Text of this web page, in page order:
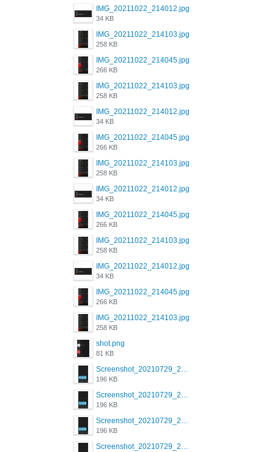
IMG_20211022_214012.jpg
34 KB
IMG_20211022_214103.jpg
258 KB
IMG_20211022_214045.jpg
266 KB
IMG_20211022_214103.jpg
258 KB
IMG_20211022_214012.jpg
34 KB
IMG_20211022_214045.jpg
266 KB
IMG_20211022_214103.jpg
258 KB
IMG_20211022_214012.jpg
34 KB
IMG_20211022_214045.jpg
266 KB
IMG_20211022_214103.jpg
258 KB
IMG_20211022_214012.jpg
34 KB
IMG_20211022_214045.jpg
266 KB
IMG_20211022_214103.jpg
258 KB
shot.png
81 KB
Screenshot_20210729_215125_com.grindrapp.android.jpg
196 KB
Screenshot_20210729_215125_com.grindrapp.android.jpg
196 KB
Screenshot_20210729_215125_com.grindrapp.android.jpg
196 KB
Screenshot_20210729_215125_com.grindrapp.android.jpg